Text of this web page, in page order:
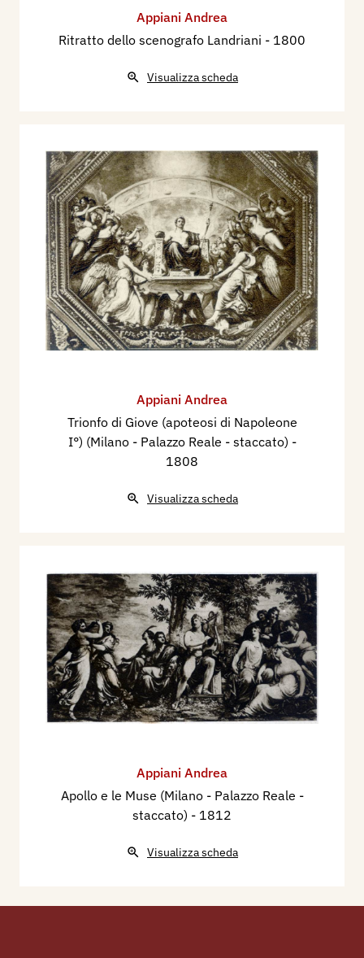
Appiani Andrea
Ritratto dello scenografo Landriani - 1800
Visualizza scheda
Appiani Andrea
Trionfo di Giove (apoteosi di Napoleone
I°) (Milano - Palazzo Reale - staccato) -
1808
Visualizza scheda
Appiani Andrea
Apollo e le Muse (Milano - Palazzo Reale -
staccato) - 1812
Visualizza scheda